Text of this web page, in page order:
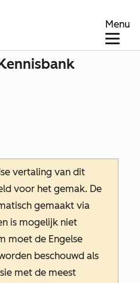
Menu
vertaling van dit
voor het gemak. De
gemaakt via
is mogelijk niet
moet de Engelse
beschouwd als
met de meest